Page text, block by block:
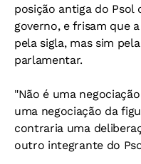
posição antiga do Psol
governo, e frisam que
pela sigla, mas sim
parlamentar.
"Não é uma
uma negociação da
contraria uma
outro integrante do